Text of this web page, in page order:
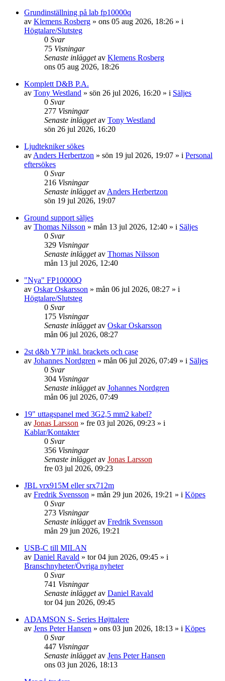
Grundinställning på lab fp10000q
av Klemens Rosberg » ons 05 aug 2026, 18:26 » i
Högtalare/Slutsteg
0 Svar
75 Visningar
Senaste inläggetav Klemens Rosberg
ons 05 aug 2026, 18:26
Komplett D&B P.A.
av Tony Westland » sön 26 jul 2026, 16:20 » i Säljes
0 Svar
277 Visningar
Senaste inläggetav Tony Westland
sön 26 jul 2026, 16:20
Ljudtekniker sökes
av Anders Herbertzon » sön 19 jul 2026, 19:07 » i Personal
eftersökes
0 Svar
216 Visningar
Senaste inläggetav Anders Herbertzon
sön 19 jul 2026, 19:07
Ground support säljes
av Thomas Nilsson » mån 13 jul 2026, 12:40 » i Säljes
0 Svar
329 Visningar
Senaste inläggetav Thomas Nilsson
mån 13 jul 2026, 12:40
"Nya" FP10000Q
av Oskar Oskarsson » mån 06 jul 2026, 08:27 » i
Högtalare/Slutsteg
0 Svar
175 Visningar
Senaste inläggetav Oskar Oskarsson
mån 06 jul 2026, 08:27
2st d&b Y7P inkl. brackets och case
av Johannes Nordgren » mån 06 jul 2026, 07:49 » i Säljes
0 Svar
304 Visningar
Senaste inläggetav Johannes Nordgren
mån 06 jul 2026, 07:49
19" uttagspanel med 3G2,5 mm2 kabel?
av Jonas Larsson » fre 03 jul 2026, 09:23 » i
Kablar/Kontakter
0 Svar
356 Visningar
Senaste inläggetav Jonas Larsson
fre 03 jul 2026, 09:23
JBL vrx915M eller srx712m
av Fredrik Svensson » mån 29 jun 2026, 19:21 » i Köpes
0 Svar
273 Visningar
Senaste inläggetav Fredrik Svensson
mån 29 jun 2026, 19:21
USB-C till MILAN
av Daniel Ravald » tor 04 jun 2026, 09:45 » i
Branschnyheter/Övriga nyheter
0 Svar
741 Visningar
Senaste inläggetav Daniel Ravald
tor 04 jun 2026, 09:45
ADAMSON S- Series Højttalere
av Jens Peter Hansen » ons 03 jun 2026, 18:13 » i Köpes
0 Svar
447 Visningar
Senaste inläggetav Jens Peter Hansen
ons 03 jun 2026, 18:13